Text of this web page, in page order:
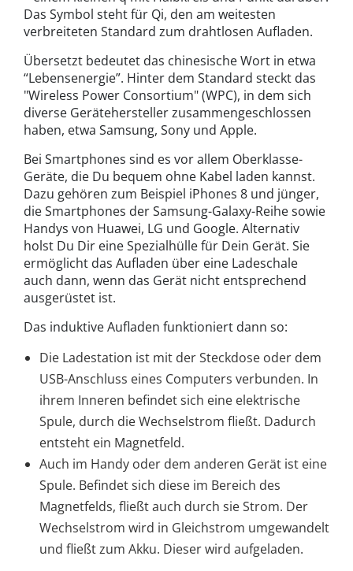
Das Symbol steht für Qi, den am weitesten
verbreiteten Standard zum drahtlosen Aufladen.
Übersetzt bedeutet das chinesische Wort in etwa
“Lebensenergie”. Hinter dem Standard steckt das
"Wireless Power Consortium" (WPC), in dem sich
diverse Gerätehersteller zusammengeschlossen
haben, etwa Samsung, Sony und Apple.
Bei Smartphones sind es vor allem Oberklasse-
Geräte, die Du bequem ohne Kabel laden kannst.
Dazu gehören zum Beispiel iPhones 8 und jünger,
die Smartphones der Samsung-Galaxy-Reihe sowie
Handys von Huawei, LG und Google. Alternativ
holst Du Dir eine Spezialhülle für Dein Gerät. Sie
ermöglicht das Aufladen über eine Ladeschale
auch dann, wenn das Gerät nicht entsprechend
ausgerüstet ist.
Das induktive Aufladen funktioniert dann so:
Die Ladestation ist mit der Steckdose oder dem
USB-Anschluss eines Computers verbunden. In
ihrem Inneren befindet sich eine elektrische
Spule, durch die Wechselstrom fließt. Dadurch
entsteht ein Magnetfeld.
Auch im Handy oder dem anderen Gerät ist eine
Spule. Befindet sich diese im Bereich des
Magnetfelds, fließt auch durch sie Strom. Der
Wechselstrom wird in Gleichstrom umgewandelt
und fließt zum Akku. Dieser wird aufgeladen.